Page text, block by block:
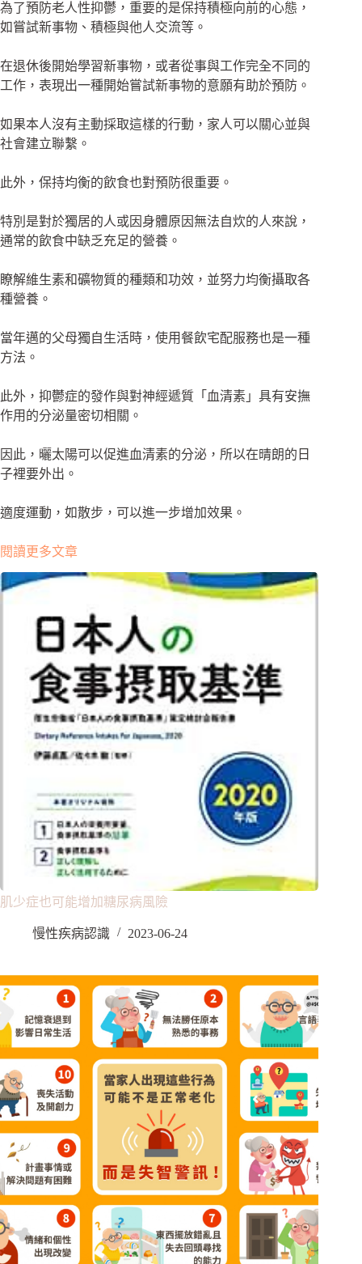
為了預防老人性抑鬱，重要的是保持積極向前的心態，
如嘗試新事物、積極與他人交流等。
在退休後開始學習新事物，或者從事與工作完全不同的
工作，表現出一種開始嘗試新事物的意願有助於預防。
如果本人沒有主動採取這樣的行動，家人可以關心並與
社會建立聯繫。
此外，保持均衡的飲食也對預防很重要。
特別是對於獨居的人或因身體原因無法自炊的人來說，
通常的飲食中缺乏充足的營養。
瞭解維生素和礦物質的種類和功效，並努力均衡攝取各
種營養。
當年邁的父母獨自生活時，使用餐飲宅配服務也是一種
方法。
此外，抑鬱症的發作與對神經遞質「血清素」具有安撫
作用的分泌量密切相關。
因此，曬太陽可以促進血清素的分泌，所以在晴朗的日
子裡要外出。
適度運動，如散步，可以進一步增加效果。
閱讀更多文章
肌少症也可能增加糖尿病風險
慢性疾病認識 2023-06-24